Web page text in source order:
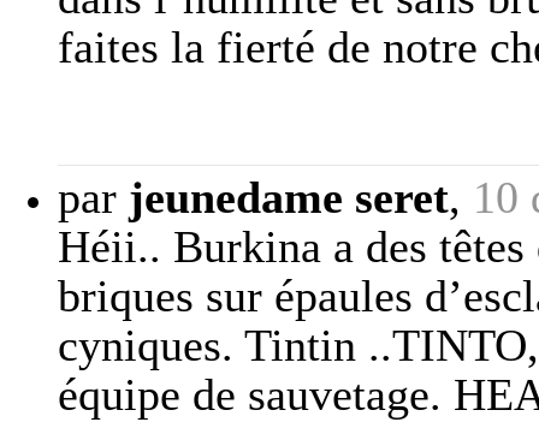
faites la fierté de notre
par jeunedame seret, 10
Héii.. Burkina a des têtes
briques sur épaules
cyniques. Tintin
équipe de sauvetage.